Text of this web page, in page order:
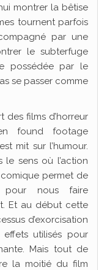
montrer la bêtise
tournent parfois
par une
le subterfuge
possédée par le
se passer comme
des films d’horreur
found footage
mit sur l’humour.
sens où l’action
permet de
pour nous faire
Et au début cette
d’exorcisation
utilisés pour
Mais tout de
la moitié du film